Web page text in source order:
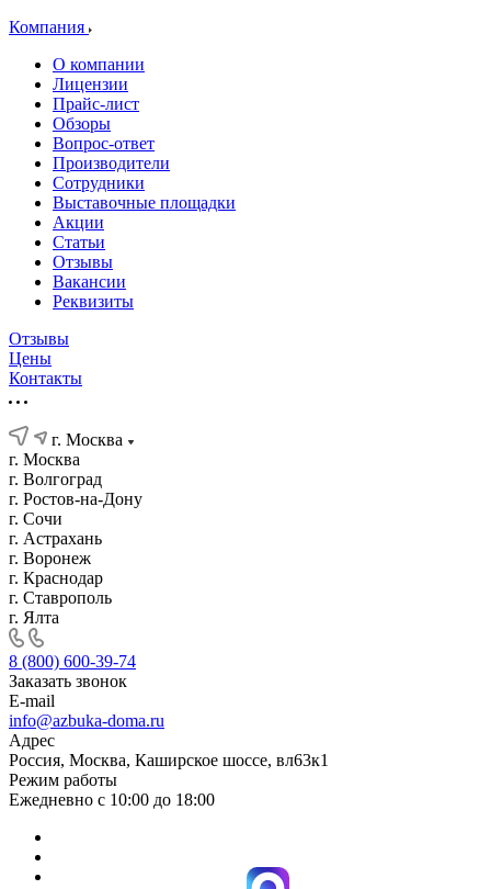
Компания
О компании
Лицензии
Прайс-лист
Обзоры
Вопрос-ответ
Производители
Сотрудники
Выставочные площадки
Акции
Статьи
Отзывы
Вакансии
Реквизиты
Отзывы
Цены
Контакты
г. Москва
г. Москва
г. Волгоград
г. Ростов-на-Дону
г. Сочи
г. Астрахань
г. Воронеж
г. Краснодар
г. Ставрополь
г. Ялта
8 (800) 600-39-74
Заказать звонок
E-mail
info@azbuka-doma.ru
Адрес
Россия, Москва, Каширское шоссе, вл63к1
Режим работы
Ежедневно с 10:00 до 18:00